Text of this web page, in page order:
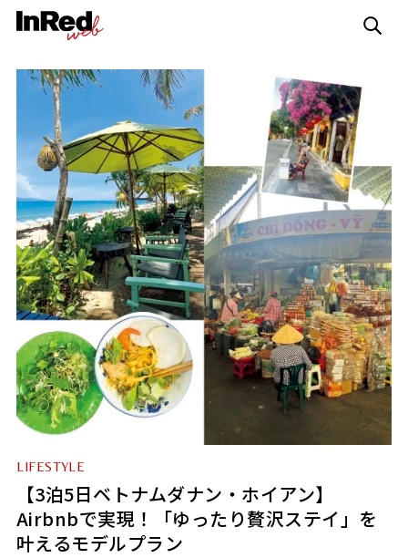
LIFESTYLE
【3泊5日ベトナムダナン・ホイアン】
Airbnbで実現！「ゆったり贅沢ステイ」を
叶えるモデルプラン